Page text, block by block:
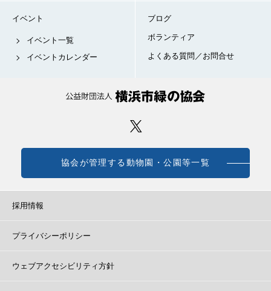
イベント
イベント一覧
イベントカレンダー
ブログ
ボランティア
よくある質問／お問合せ
協会が管理する動物園・公園等一覧
採用情報
プライバシーポリシー
ウェブアクセシビリティ方針